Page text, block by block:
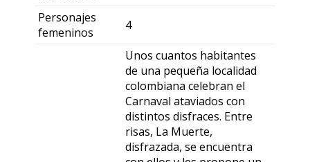
Personajes
femeninos
4
Unos cuantos habitantes
de una pequeña localidad
colombiana celebran el
Carnaval ataviados con
distintos disfraces. Entre
risas, La Muerte,
disfrazada, se encuentra